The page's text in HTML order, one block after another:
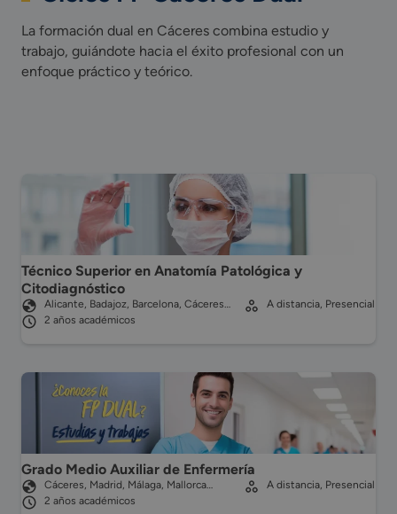
La formación dual en Cáceres combina estudio y
trabajo, guiándote hacia el éxito profesional con un
enfoque práctico y teórico.
Técnico Superior en Anatomía Patológica y
Citodiagnóstico
Alicante, Badajoz, Barcelona, Cáceres…
2 años académicos
A distancia, Presencial
Grado Medio Auxiliar de Enfermería
Cáceres, Madrid, Málaga, Mallorca…
2 años académicos
A distancia, Presencial